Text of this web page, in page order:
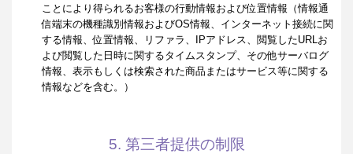
ことにより得られるお客様の行動情報および位置情報（情報通
信端末の機種識別情報およびOS情報、インターネット接続に関
する情報、位置情報、リファラ、IPアドレス、閲覧したURLお
よび閲覧した日時に関するタイムスタンプ、その他サーバログ
情報、表示もしくは検索された商品またはサービス等に関する
情報などを含む。）
5. 第三者提供の制限